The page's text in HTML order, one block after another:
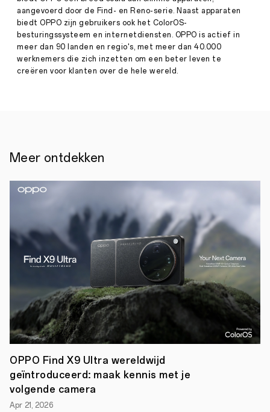
2021,
OPPO
CybeReal
AR-
applicatie
en
oprolbare
-
Onder
noemer
‘Leap
into
the
future’
vond
vandaag
in
Shenzen
OPPO
INNO
DAY
2020
plaats.
Tijdens
dit
online
aangevoerd door de Find- en Reno-serie. Naast apparaten
biedt OPPO zijn gebruikers ook het ColorOS-
besturingssysteem en internetdiensten. OPPO is actief in
meer dan 90 landen en regio's, met meer dan 40.000
werknemers die zich inzetten om een ​​beter leven te
creëren voor klanten over de hele wereld.
Meer ontdekken
OPPO Find X9 Ultra wereldwijd
geïntroduceerd: maak kennis met je
volgende camera
Apr 21, 2026